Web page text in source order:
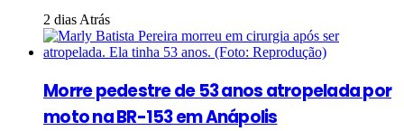
2 dias Atrás
Morre pedestre de 53 anos atropelada por
moto na BR-153 em Anápolis